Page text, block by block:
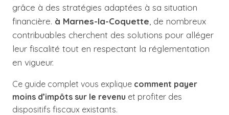
grâce à des stratégies adaptées à sa situation
financière. à Marnes-la-Coquette , de nombreux
contribuables cherchent des solutions pour alléger
leur fiscalité tout en respectant la réglementation
en vigueur.
Ce guide complet vous explique comment payer
moins d’impôts sur le revenu et profiter des
dispositifs fiscaux existants.